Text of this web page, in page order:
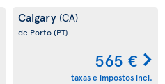
Calgary (CA)
de Porto(PT)
565 €
taxas e impostos incl.